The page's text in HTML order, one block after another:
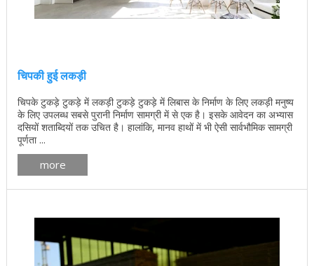
चिपकी हुई लकड़ी
चिपके टुकड़े टुकड़े में लकड़ी टुकड़े टुकड़े में लिबास के निर्माण के लिए लकड़ी मनुष्य
के लिए उपलब्ध सबसे पुरानी निर्माण सामग्री में से एक है। इसके आवेदन का अभ्यास
दसियों शताब्दियों तक उचित है। हालांकि, मानव हाथों में भी ऐसी सार्वभौमिक सामग्री
पूर्णता ...
more